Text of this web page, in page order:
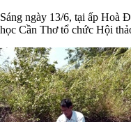
Sáng ngày 13/6, tại ấp Hoà
học Cần Thơ tổ chức Hội